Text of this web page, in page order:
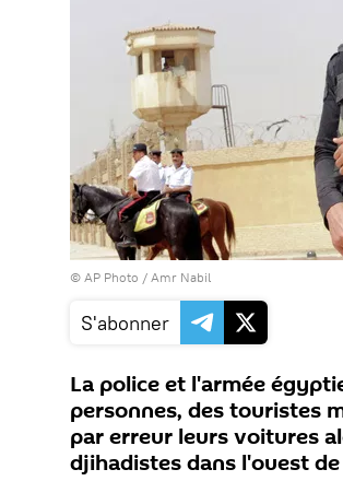
© AP Photo / Amr Nabil
S'abonner
La police et l'armée
personnes, des touristes
par erreur leurs voitures
djihadistes dans l'ouest